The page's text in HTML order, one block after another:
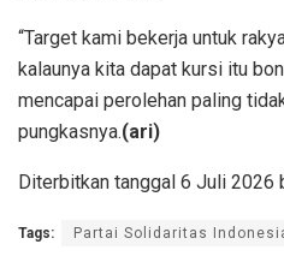
“Target kami bekerja untuk
kalaunya kita dapat kursi itu
mencapai perolehan paling
pungkasnya.(ari)
Diterbitkan tanggal 6 Juli 2026
Tags: Partai Solidaritas